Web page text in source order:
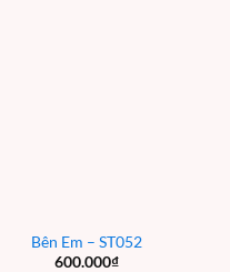
Bên Em – ST052
600.000₫